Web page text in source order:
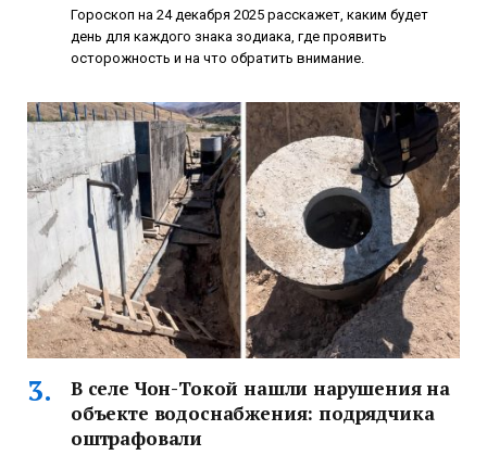
Гороскоп на 24 декабря 2025 расскажет, каким будет
день для каждого знака зодиака, где проявить
осторожность и на что обратить внимание.
В селе Чон-Токой нашли нарушения на
объекте водоснабжения: подрядчика
оштрафовали